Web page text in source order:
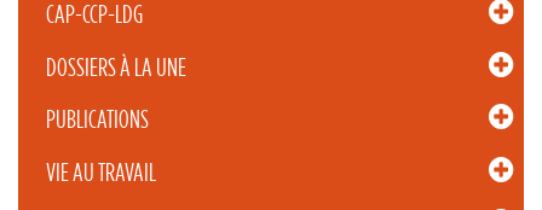
CAP-CCP-LDG
DOSSIERS À LA UNE
PUBLICATIONS
VIE AU TRAVAIL